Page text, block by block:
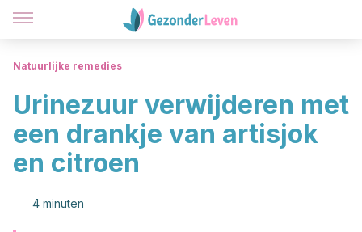
Natuurlijke remedies
Urinezuur verwijderen met
een drankje van artisjok
en citroen
4 minuten